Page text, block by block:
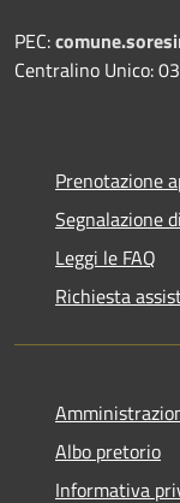
PEC:
Centralino Unico:
Prenotazione
Segnalazione
Leggi le FAQ
Richiesta
Albo pretorio
Informativa